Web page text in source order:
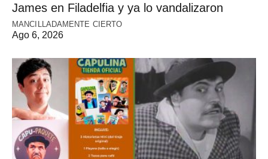
James en Filadelfia y ya lo vandalizaron
MANCILLADAMENTE CIERTO
Ago 6, 2026